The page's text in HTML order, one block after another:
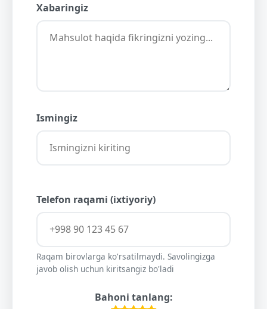
Xabaringiz
Ismingiz
Telefon raqami (ixtiyoriy)
Raqam birovlarga ko'rsatilmaydi. Savolingizga
javob olish uchun kiritsangiz bo'ladi
Bahoni tanlang: